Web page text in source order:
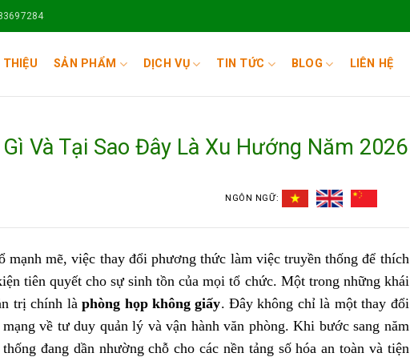
THIỆU SẢN PHẨM DỊCH VỤ TIN TỨC BLOG LIÊN HỆ
Và Tại Sao Đây Là Xu Hướng Năm 2026
NGÔN NGỮ:
mạnh mẽ, việc thay đổi phương thức làm việc truyền thống để thích
tiên quyết cho sự sinh tồn của mọi tổ chức. Một trong những khái
trị chính làphòng họp không giấy. Đây không chỉ là một thay đổi
về tư duy quản lý và vận hành văn phòng. Khi bước sang năm
đang dần nhường chỗ cho các nền tảng số hóa an toàn và tiện